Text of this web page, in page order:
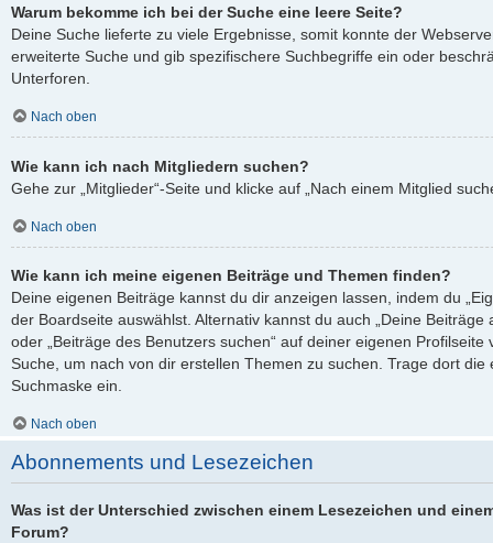
Warum bekomme ich bei der Suche eine leere Seite?
Deine Suche lieferte zu viele Ergebnisse, somit konnte der
erweiterte Suche und gib spezifischere Suchbegriffe ein oder
Unterforen.
Nach oben
Wie kann ich nach Mitgliedern suchen?
Gehe zur „Mitglieder“-Seite und klicke auf „Nach einem Mitglied
Nach oben
Wie kann ich meine eigenen Beiträge und Themen finden?
Deine eigenen Beiträge kannst du dir anzeigen lassen, indem du
der Boardseite auswählst. Alternativ kannst du auch „Deine
oder „Beiträge des Benutzers suchen“ auf deiner eigenen
Suche, um nach von dir erstellen Themen zu suchen. Trage dort
Suchmaske ein.
Nach oben
Abonnements und Lesezeichen
Was ist der Unterschied zwischen einem Lesezeichen und
Forum?